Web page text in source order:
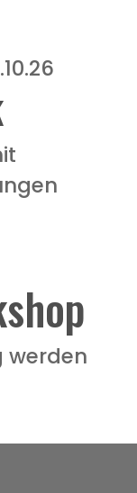
werden